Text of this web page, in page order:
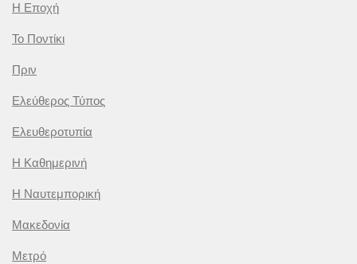
Η Εποχή
Το Ποντίκι
Πριν
Ελεύθερος Τύπος
Ελευθεροτυπία
Η Καθημερινή
Η Ναυτεμπορική
Μακεδονία
Μετρό